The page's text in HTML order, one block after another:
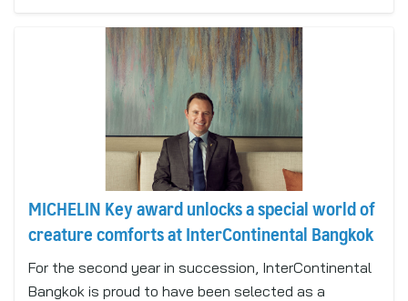
MICHELIN Key award unlocks a special world of
creature comforts at InterContinental Bangkok
For the second year in succession, InterContinental
Bangkok is proud to have been selected as a